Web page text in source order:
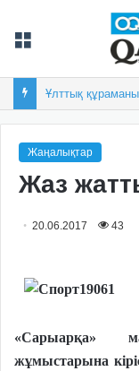
Ұлттық
Жаңалықтар
Жаз
20.06.2017 43
«Сарыарқа»
жұмыстарына